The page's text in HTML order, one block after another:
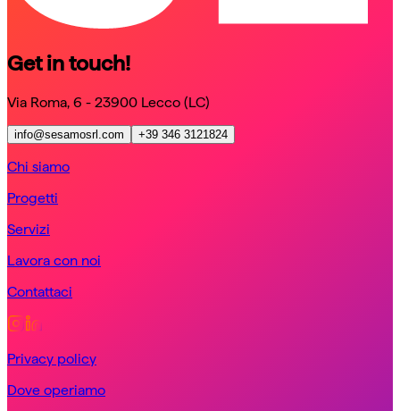
Get in touch!
Via Roma, 6 - 23900 Lecco (LC)
info@sesamosrl.com +39 346 3121824
Chi siamo
Progetti
Servizi
Lavora con noi
Contattaci
Privacy policy
Dove operiamo